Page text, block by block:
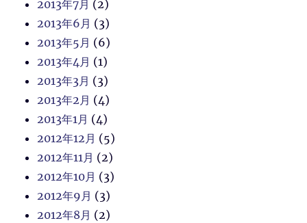
2013年7月 (2)
2013年6月 (3)
2013年5月 (6)
2013年4月 (1)
2013年3月 (3)
2013年2月 (4)
2013年1月 (4)
2012年12月 (5)
2012年11月 (2)
2012年10月 (3)
2012年9月 (3)
2012年8月 (2)